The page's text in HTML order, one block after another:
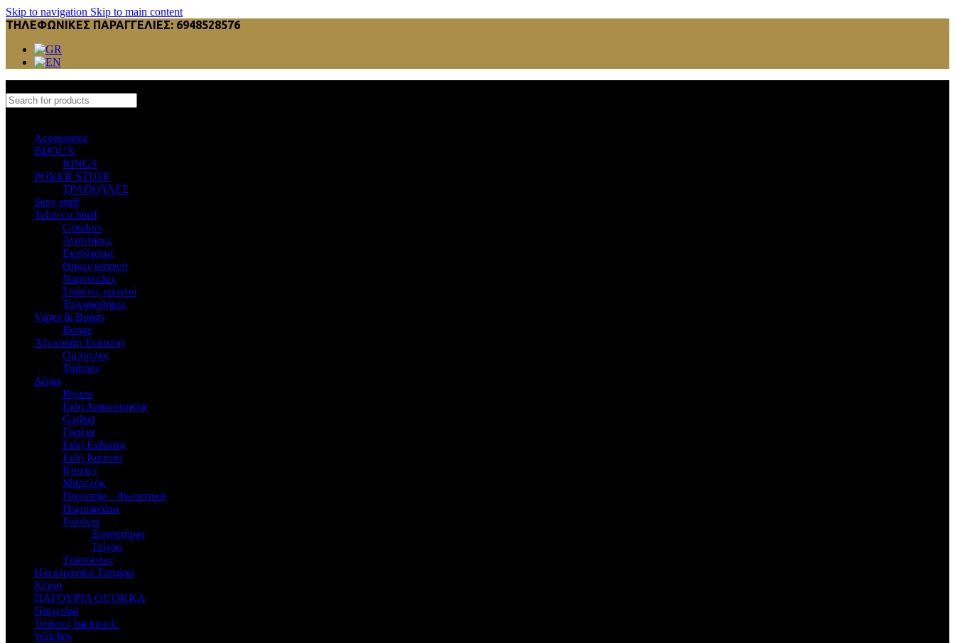
Skip to navigation Skip to main content
ΤΗΛΕΦΩΝΙΚΕΣ ΠΑΡΑΓΓΕΛΙΕΣ: 6948528576
Accessories
BIJOUX
RINGS
POKER STUFF
ΤΡΑΠΟΥΛΕΣ
Sexy stuff
Tobacco Stuff
Grinders
Αναπτήρες
Εκχύλισμα
Θήκες καπνού
Ναργιλέδες
Σπάστες καπνού
Τσιγαροθήκες
Vapes & Bongs
Bongs
Αξεσουάρ Ένδυσης
Oμπρελες
Τσάντες
Δώρα
Bijoux
Eιδη Διακοσμησης
Gadget
Γυαλια
Ειδη Ενδυσης
Ειδη Καπνου
Κουπες
Μπρελόκ
Πορτατίφ – Φωτιστικά
Πορτοφόλια
Ρολόγια
Ξυπνητήρια
Τοίχου
Τραπουλες
Ηλεκτρονικό Τσιγάρο
Κερια
ΠΑΓΟΥΡΙΑ QUOKKA
Παιχνιδια
Τσάντες backpack.
Watches